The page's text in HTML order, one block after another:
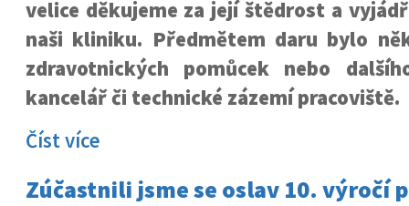
velice děkujeme za její štědrost a
naši kliniku. Předmětem daru bylo
zdravotnických pomůcek nebo
kancelář či technické zázemí pracoviště.
Číst více
Zúčastnili jsme se oslav 10. výročí